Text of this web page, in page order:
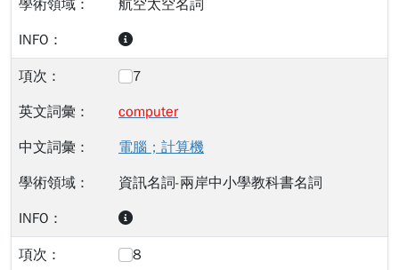
航空太空名詞
7
computer
電腦；計算機
資訊名詞-兩岸中小學教科書名詞
8